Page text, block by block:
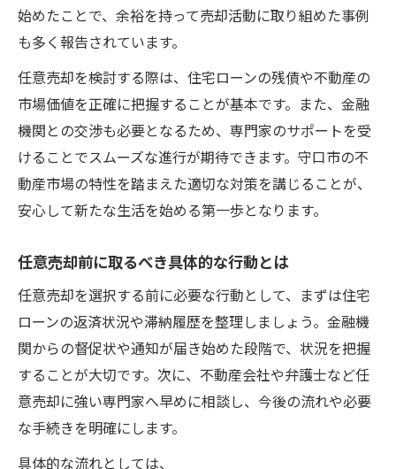
始めたことで、余裕を持って売却活動に取り組めた事例
も多く報告されています。
任意売却を検討する際は、住宅ローンの残債や不動産の
市場価値を正確に把握することが基本です。また、金融
機関との交渉も必要となるため、専門家のサポートを受
けることでスムーズな進行が期待できます。守口市の不
動産市場の特性を踏まえた適切な対策を講じることが、
安心して新たな生活を始める第一歩となります。
任意売却前に取るべき具体的な行動とは
任意売却を選択する前に必要な行動として、まずは住宅
ローンの返済状況や滞納履歴を整理しましょう。金融機
関からの督促状や通知が届き始めた段階で、状況を把握
することが大切です。次に、不動産会社や弁護士など任
意売却に強い専門家へ早めに相談し、今後の流れや必要
な手続きを明確にします。
具体的な流れとしては、